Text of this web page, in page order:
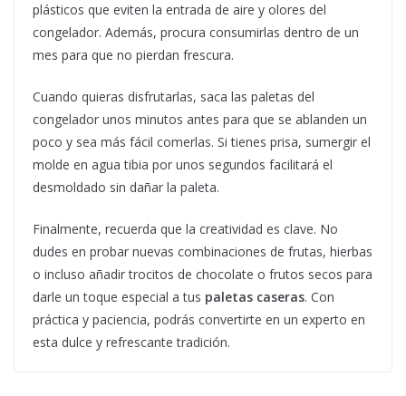
plásticos que eviten la entrada de aire y olores del
congelador. Además, procura consumirlas dentro de un
mes para que no pierdan frescura.
Cuando quieras disfrutarlas, saca las paletas del
congelador unos minutos antes para que se ablanden un
poco y sea más fácil comerlas. Si tienes prisa, sumergir el
molde en agua tibia por unos segundos facilitará el
desmoldado sin dañar la paleta.
Finalmente, recuerda que la creatividad es clave. No
dudes en probar nuevas combinaciones de frutas, hierbas
o incluso añadir trocitos de chocolate o frutos secos para
darle un toque especial a tus paletas caseras. Con
práctica y paciencia, podrás convertirte en un experto en
esta dulce y refrescante tradición.